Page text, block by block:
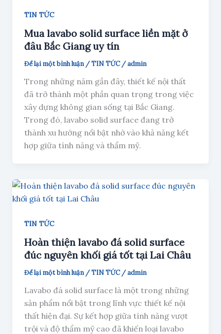
TIN TỨC
Mua lavabo solid surface liền mặt ở
đâu Bắc Giang uy tín
Để lại một bình luận /TIN TỨC/admin
Trong những năm gần đây, thiết kế nội thất
đã trở thành một phần quan trọng trong việc
xây dựng không gian sống tại Bắc Giang.
Trong đó, lavabo solid surface đang trở
thành xu hướng nổi bật nhờ vào khả năng kết
hợp giữa tính năng và thẩm mỹ.
TIN TỨC
Hoàn thiện lavabo đá solid surface
đúc nguyên khối giá tốt tại Lai Châu
Để lại một bình luận /TIN TỨC/admin
Lavabo đá solid surface là một trong những
sản phẩm nổi bật trong lĩnh vực thiết kế nội
thất hiện đại. Sự kết hợp giữa tính năng vượt
trội và độ thẩm mỹ cao đã khiến loại lavabo